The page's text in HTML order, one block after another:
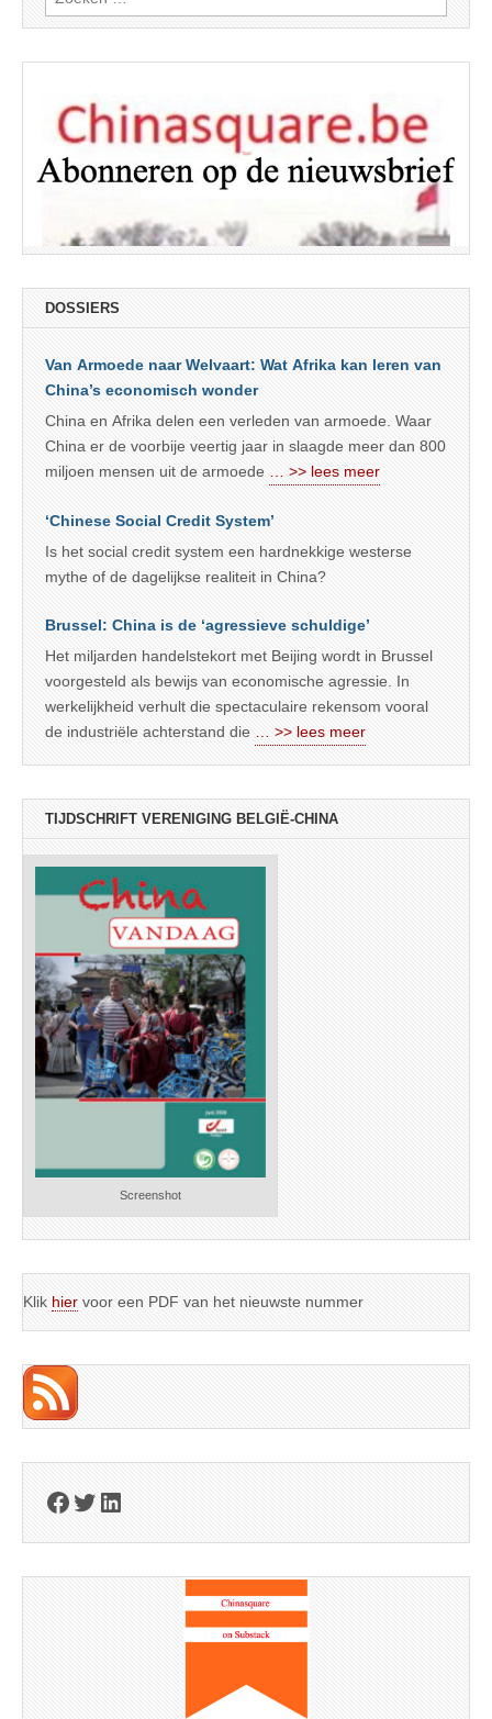
naar:
DOSSIERS
Van Armoede naar Welvaart: Wat Afrika kan leren van
China’s economisch wonder
China en Afrika delen een verleden van armoede. Waar
China er de voorbije veertig jaar in slaagde meer dan 800
miljoen mensen uit de armoede … >> lees meer
‘Chinese Social Credit System’
Is het social credit system een hardnekkige westerse
mythe of de dagelijkse realiteit in China?
Brussel: China is de ‘agressieve schuldige’
Het miljarden handelstekort met Beijing wordt in Brussel
voorgesteld als bewijs van economische agressie. In
werkelijkheid verhult die spectaculaire rekensom vooral
de industriële achterstand die … >> lees meer
TIJDSCHRIFT VERENIGING BELGIË-CHINA
Screenshot
Klik hier voor een PDF van het nieuwste nummer
Facebook
Twitter
LinkedIn